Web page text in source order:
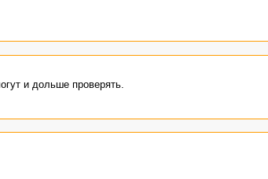
и дольше проверять.